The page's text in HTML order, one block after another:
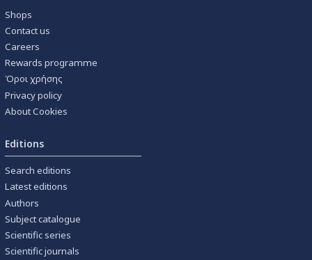
Shops
Contact us
Careers
Rewards programme
Όροι χρήσης
Privacy policy
About Cookies
Editions
Search editions
Latest editions
Authors
Subject catalogue
Scientific series
Scientific journals